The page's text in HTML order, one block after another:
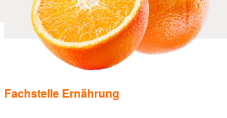
Fachstelle Ernährung